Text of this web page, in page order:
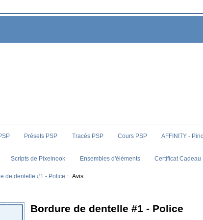
Présets PSP Tracés PSP Cours PSP AFFINITY -
Scripts de Pixelnook Ensembles d'éléments Certificat Cadeau
de dentelle #1 - Police :: Avis
Bordure de dentelle #1 - Police